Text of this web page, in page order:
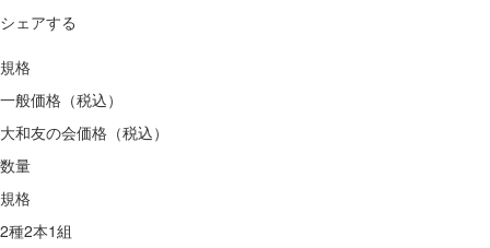
シェアする
規格
一般価格（税込）
大和友の会価格（税込）
数量
規格
2種2本1組